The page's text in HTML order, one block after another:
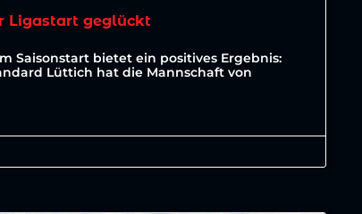
Ligastart geglückt
Saisonstart bietet ein positives Ergebnis:
Lüttich hat die Mannschaft von